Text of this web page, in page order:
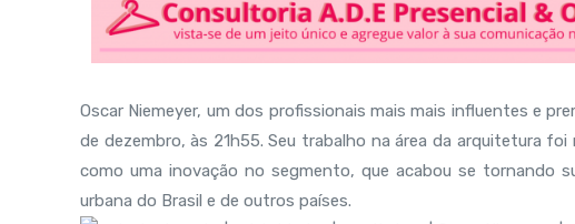
Oscar Niemeyer, um dos profissionais mais mais influentes e
de dezembro, às 21h55. Seu trabalho na área da arquitetura
como uma inovação no segmento, que acabou se tornando
urbana do Brasil e de outros países.